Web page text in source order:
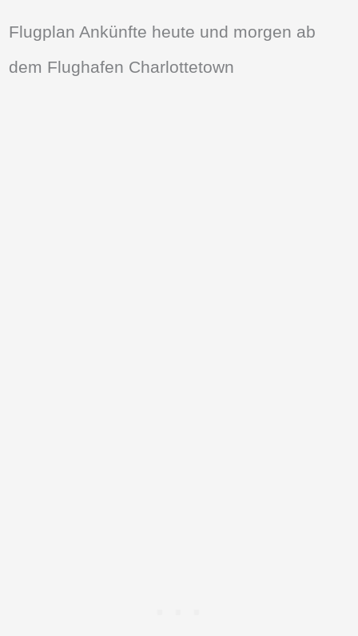
Flugplan Ankünfte heute und morgen ab
dem Flughafen Charlottetown